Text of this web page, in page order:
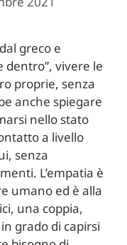
greco e
dentro”, vivere le
proprie, senza
anche spiegare
nello stato
a livello
senza
L’empatia è
umano ed è alla
una coppia,
grado di capirsi